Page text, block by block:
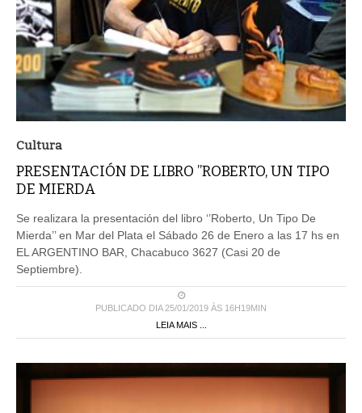
Cultura
PRESENTACIÓN DE LIBRO ’’ROBERTO, UN TIPO
DE MIERDA
Se realizara la presentación del libro ‘’Roberto, Un Tipo De
Mierda’’ en Mar del Plata el Sábado 26 de Enero a las 17 hs en
EL ARGENTINO BAR, Chacabuco 3627 (Casi 20 de
Septiembre).
PUBLICADO DIA 25/01/2019 ÀS 16H19MIN
LEIA MAIS ...